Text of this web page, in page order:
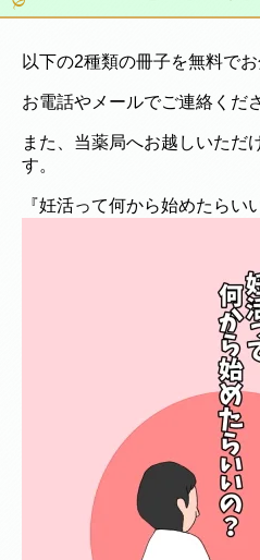
以下の2種類の冊子を無料でお
お電話やメールでご連絡くだ
また、当薬局へお越しいただ
す。
『妊活って何から始めたらい